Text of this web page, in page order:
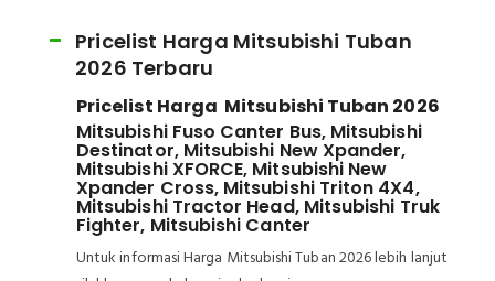
Pricelist Harga Mitsubishi Tuban
2026 Terbaru
Pricelist Harga Mitsubishi Tuban 2026
Mitsubishi Fuso Canter Bus, Mitsubishi
Destinator, Mitsubishi New Xpander,
Mitsubishi XFORCE, Mitsubishi New
Xpander Cross, Mitsubishi Triton 4X4,
Mitsubishi Tractor Head, Mitsubishi Truk
Fighter, Mitsubishi Canter
Untuk informasi Harga Mitsubishi Tuban 2026 lebih lanjut